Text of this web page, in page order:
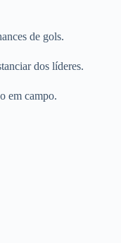
de gols.
dos líderes.
em campo.